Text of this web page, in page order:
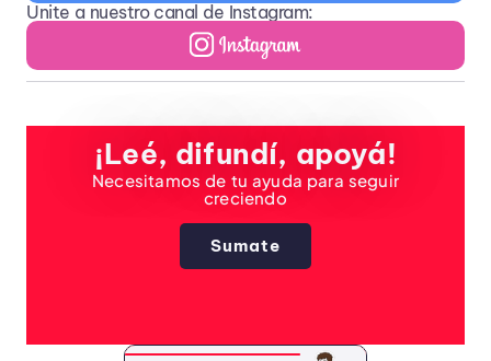
Unite a nuestro canal de Instagram:
¡Leé, difundí, apoyá!
Necesitamos de tu ayuda para seguir
creciendo
Sumate